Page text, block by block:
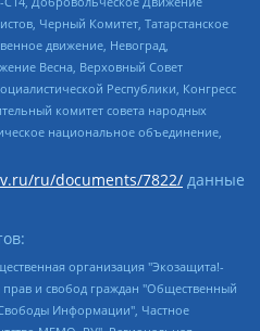
Черный Комитет, Татарстанское
движение, Невоград,
Весна, Верховный Совет
Республики, Конгресс
комитет совета народных
национальное объединение,
ru/documents/7822/ данные
Общество с ограниченной ответственностью "ЗП", Иванова София Юрьевна, Карезина Инна Павловна, Кильтау Екатерина Викторовна, Петров Алексей Викторович, Пискунов Сергей Евгеньевич, Смирнов Сергей Сергеевич, Тихонов Михаил Сергеевич, Общество с ограниченной ответственностью "ЖУРНАЛИСТ-ИНОСТРАННЫЙ АГЕНТ", Арапова Галина Юрьевна, Вольтская Татьяна Анатольевна, Американская компания "Mason G.E.S. Anonymous Foundation" (США), являющаяся владельцем интернет-издания https://mnews.world/, Компания "Stichting Bellingcat", зарегистрированная в Нидерландах (дата регистрации 11.07.2018), Захаров Андрей Вячеславович, Клепиковская Екатерина Дмитриевна, Общество с ограниченной ответственностью "МЕМО", Перл Роман Александрович, Симонов Евгений Алексеевич, Соловьева Елена Анатольевна, Сотников Даниил Владимирович, Сурначева Елизавета Дмитриевна, Автономная некоммерческая организация по защите прав человека и информированию населения "Якутия – Наше Мнение", Общество с ограниченной ответственностью "Москоу диджитал медиа", с 26.01.2023 Общество с ограниченной ответственностью "Чайка Белые сады", Ветошкина Валерия Валерьевна, Заговора Максим Александрович, Межрегиональное общественное движение "Российская ЛГБТ - сеть", Оленичев Максим Владимирович, Павлов Иван Юрьевич, Скворцова Елена Сергеевна, Общество с ограниченной ответственностью "Как бы инагент", Кочетков Игорь Викторович, Общество с ограниченной ответственностью "Честные выборы", Еланчик Олег Александрович, Общество с ограниченной ответственностью "Нобелевский призыв", Гималова Регина Эмилевна, Григорьев Андрей Валерьевич, Григорьева Алина Александровна, Ассоциация по содействию защите прав призывников, альтернативнослужащих и военнослужащих "Правозащитная группа "Гражданин.Армия.Право", Хисамова Регина Фаритовна, Автономная некоммерческая организация по реализации социально-правовых программ "Лилит", Дальневосточное общественное движение "Маяк", Санкт-Петербургская ЛГБТ-инициативная группа "Выход", Инициативная группа ЛГБТ+ "Реверс", Алексеев Андрей Викторович, Бекбулатова Таисия Львовна, Беляев Иван Михайлович, Владыкина Елена Сергеевна, Гельман Марат Александрович, Никульшина Вероника Юрьевна, Толоконникова Надежда Андреевна, Шендерович Виктор Анатольевич, Общество с ограниченной ответственностью "Данное сообщение", Общество с ограниченной ответственностью Издательский дом "Новая глава", Айнбиндер Александра Александровна, Московский комьюнити-центр для ЛГБТ+инициатив, Благотворительный фонд развития филантропии, Deutsche Welle (Германия, Kurt-Schumacher-Strasse 3, 53113 Bonn), Борзунова Мария Михайловна, Воробьев Виктор Викторович, Голубева Анна Львовна, Константинова Алла Михайловна, Малкова Ирина Владимировна, Мурадов Мурад Абдулгалимович, Осетинская Елизавета Николаевна, Понасенков Евгений Николаевич, Ганапольский Матвей Юрьевич, Киселев Евгений Алексеевич, Борухович Ирина Григорьевна, Дремин Иван Тимофеевич, Дубровский Дмитрий Викторович, Красноярская региональная общественная организация поддержки и развития альтернативных образовательных технологий и межкультурных коммуникаций "ИНТЕРРА", Маяковская Екатерина Алексеевна, Фейгин Марк Захарович, Филимонов Андрей Викторович, Дзугкоева Регина Николаевна, Доброхотов Роман Александрович, Дудь Юрий Александрович, Елкин Сергей Владимирович, Кругликов Кирилл Игоревич, Сабунаева Мария Леонидовна, Семенов Алексей Владимирович, Шаинян Карен Багратович, Шульман Екатерина Михайловна, Асафьев Артур Валерьевич, Вахштайн Виктор Семенович, Венедиктов Алексей Алексеевич, Лушникова Екатерина Евгеньевна, Волков Леонид Михайлович, Невзоров Александр Глебович, Пархоменко Сергей Борисович, Сироткин Ярослав Николаевич, Кара-Мурза Владимир Владимирович, Баранова Наталья Владимировна, Гозман Леонид Яковлевич, Кагарлицкий Борис Юльевич, Климарев Михаил Валерьевич, Милов Владимир Станиславович, Автономная некоммерческая организация Краснодарский центр современного искусства "Типография", Моргенштерн Алишер Тагирович, Соболь Любовь Эдуардовна, Общество с ограниченной ответственностью "ЛИЗА НОРМ", Каспаров Гарри Кимович, Ходорковский Михаил Борисович, Общество с ограниченной ответственностью "Апрельские тезисы", Данилович Ирина Брониславовна, Кашин Олег Владимирович, Петров Николай Владимирович, Пивоваров Алексей Владимирович, Соколов Михаил Владимирович, Цветкова Юлия Владимировна, Чичваркин Евгений Александрович, Комитет против пыток/Команда против пыток, Общество с ограниченной ответственностью "Первый научный", Общество с ограниченной ответственностью "Вертолет и ко", Белоцерковская Вероника Борисовна, Кац Максим Евгеньевич, Лазарева Татьяна Юрьевна, Шаведдинов Руслан Табризович, Яшин Илья Валерьевич, Общество с ограниченной ответственностью "Иноагент ААВ", Алешковский Дмитрий Петрович, Альбац Евгения Марковна, Быков Дмитрий Львович, Галямина Юлия Евгеньевна, Лойко Сергей Леонидович, Мартынов Кирилл Константинович, Медведев Сергей Александрович, Крашенинников Федор Геннадиевич, Гордеева Катерина Вл